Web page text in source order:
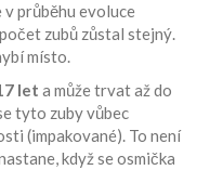
průběhu evoluce
zubů zůstal stejný.
místo.
let a může trvat až do
tyto zuby vůbec
(impakované). To není
když se osmička